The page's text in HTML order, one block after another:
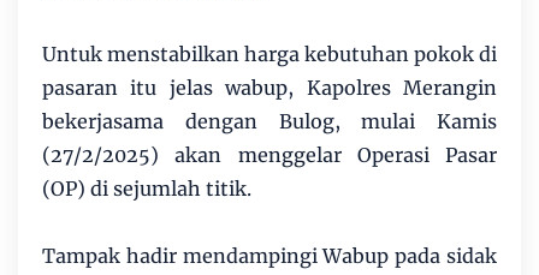
Untuk menstabilkan harga kebutuhan pokok di
pasaran itu jelas wabup, Kapolres Merangin
bekerjasama dengan Bulog, mulai Kamis
(27/2/2025) akan menggelar Operasi Pasar
(OP) di sejumlah titik.
Tampak hadir mendampingi Wabup pada sidak